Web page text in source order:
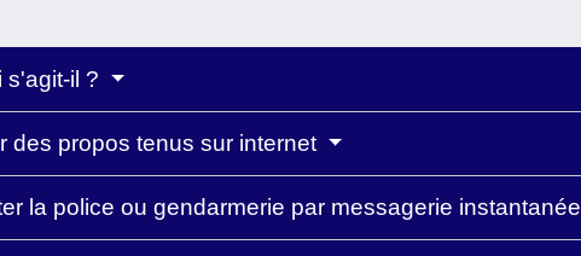
s'agit-il ?
des propos tenus sur internet
la police ou gendarmerie par messagerie instantanée